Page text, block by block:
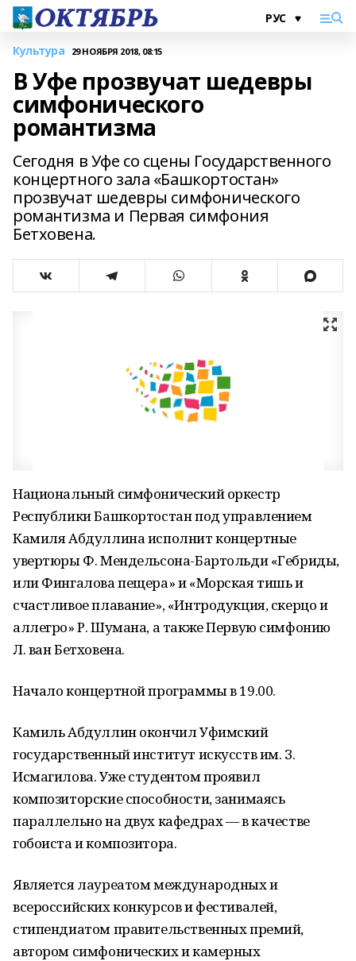
Культура 29 НОЯБРЯ 2018, 08:15
В Уфе прозвучат шедевры
симфонического
романтизма
Сегодня в Уфе со сцены Государственного
концертного зала «Башкортостан»
прозвучат шедевры симфонического
романтизма и Первая симфония
Бетховена.
Национальный симфонический оркестр
Республики Башкортостан под управлением
Камиля Абдуллина исполнит концертные
увертюры Ф. Мендельсона-Бартольди «Гебриды,
или Фингалова пещера» и «Морская тишь и
счастливое плавание», «Интродукция, скерцо и
аллегро» Р. Шумана, а также Первую симфонию
Л. ван Бетховена.
Начало концертной программы в 19.00.
Камиль Абдуллин окончил Уфимский
государственный институт искусств им. З.
Исмагилова. Уже студентом проявил
композиторские способности, занимаясь
параллельно на двух кафедрах — в качестве
гобоиста и композитора.
Является лауреатом международных и
всероссийских конкурсов и фестивалей,
стипендиатом правительственных премий,
автором симфонических и камерных